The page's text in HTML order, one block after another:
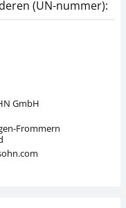
(UN-nummer):
GmbH
Frommern